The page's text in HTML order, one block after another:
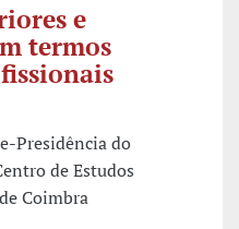
e
termos
Presidência do
de Estudos
Coimbra